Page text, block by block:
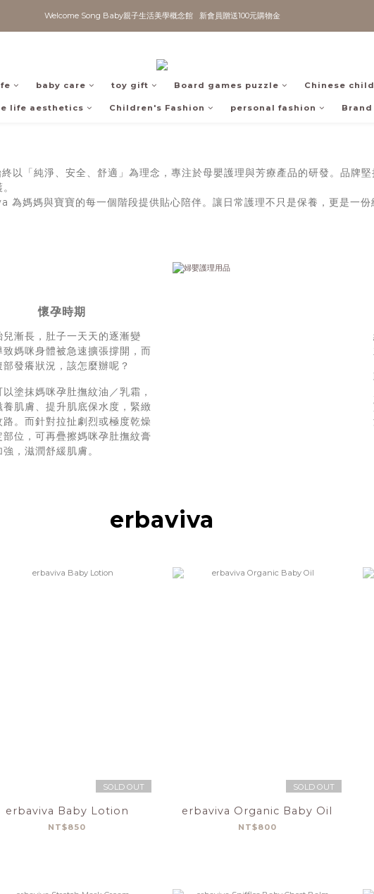
Welcome Song Baby親子生活美學概念館   新會員贈送100元購物金
baby care toy gift Board games puzzle Chinese
life aesthetics Children's Fashion personal fashion Brand
「純淨、安全、舒適」為理念，專注於母嬰護理與芳療產品的研發。品牌
媽媽與寶寶的每一個階段提供貼心陪伴。讓日常護理不只是保養，更是一
懷孕時期
兒漸長，肚子一天天的逐漸變
致媽咪身體被急速擴張撐開，而
部發癢狀況，該怎麼辦呢？
以塗抹媽咪孕肚撫紋油／乳霜，
養肌膚、提升肌底保水度，緊緻
路。而針對拉扯劇烈或極度乾燥
部位，可再疊擦媽咪孕肚撫紋膏
強，滋潤舒緩肌膚。
erbaviva
SOLD OUT
erbaviva Baby Lotion
NT$850
SOLD OUT
erbaviva Organic Baby Oil
NT$800